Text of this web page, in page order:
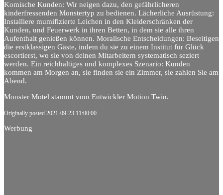
Komische Kunden: Wir neigen dazu, den gefährlicheren
kinderfressenden Monstertyp zu bedienen. Lächerliche Ausrüstung:
Installiere mumifizierte Leichen in den Kleiderschränken der
Kunden, und Feuerwerk in ihren Betten, in dem sie alle ihren
Aufenthalt genießen können. Moralische Entscheidungen: Beseitigen
die erstklassigen Gäste, indem du sie zu einem Institut für Glück
escortierst, wo sie von deinen Mitarbeitern systematisch seziert
werden. Ein reichhaltiges und komplexes Szenario: Kunden
kommen am Morgen an, sie finden sie ein Zimmer, sie zahlen Sie am
Abend.
Monster Motel stammt vom Entwickler Motion Twin.
Originally posted 2021-09-23 11:00:00.
Werbung